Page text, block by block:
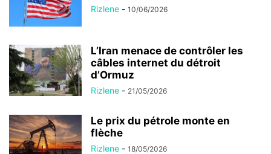
Rizlene - 10/06/2026
L’Iran menace de contrôler les
câbles internet du détroit
d’Ormuz
Rizlene - 21/05/2026
Le prix du pétrole monte en
flèche
Rizlene - 18/05/2026